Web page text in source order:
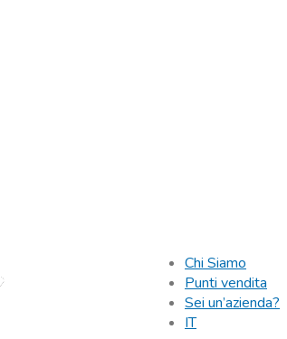
Chi Siamo
Punti vendita
Sei un’azienda?
IT